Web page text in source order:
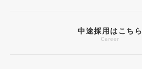
中途採用はこちら
Career